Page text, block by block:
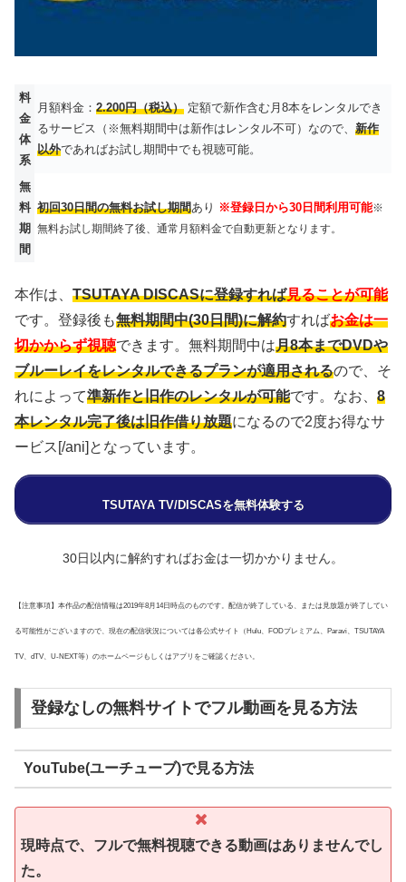
料
金
体
系
月額料金： 2.200円（税込） 定額で新作含む月8本をレンタルでき
るサービス（※無料期間中は新作はレンタル不可）なので、 新作
以外であればお試し期間中でも視聴可能。
無
料
期
間
初回30日間の無料お試し期間あり ※登録日から30日間利用可能※
無料お試し期間終了後、通常月額料金で自動更新となります。
本作は、 TSUTAYA DISCASに登録すれば見ることが可能
です。登録後も無料期間中(30日間)に解約すればお金は一
切かからず視聴できます。無料期間中は月8本までDVDや
ブルーレイをレンタルできるプランが適用されるので、そ
れによって準新作と旧作のレンタルが可能です。なお、 8
本レンタル完了後は旧作借り放題になるので2度お得なサ
ービス[/ani]となっています。
TSUTAYA TV/DISCASを無料体験する
30日以内に解約すればお金は一切かかりません。
【注意事項】本作品の配信情報は2019年8月14日時点のものです。配信が終了している、または見放題が終了してい
る可能性がございますので、現在の配信状況については各公式サイト（Hulu、FODプレミアム、Paravi、TSUTAYA
TV、dTV、U-NEXT等）のホームページもしくはアプリをご確認ください。
登録なしの無料サイトでフル動画を見る方法
YouTube(ユーチューブ)で見る方法
現時点で、フルで無料視聴できる動画はありませんでし
た。